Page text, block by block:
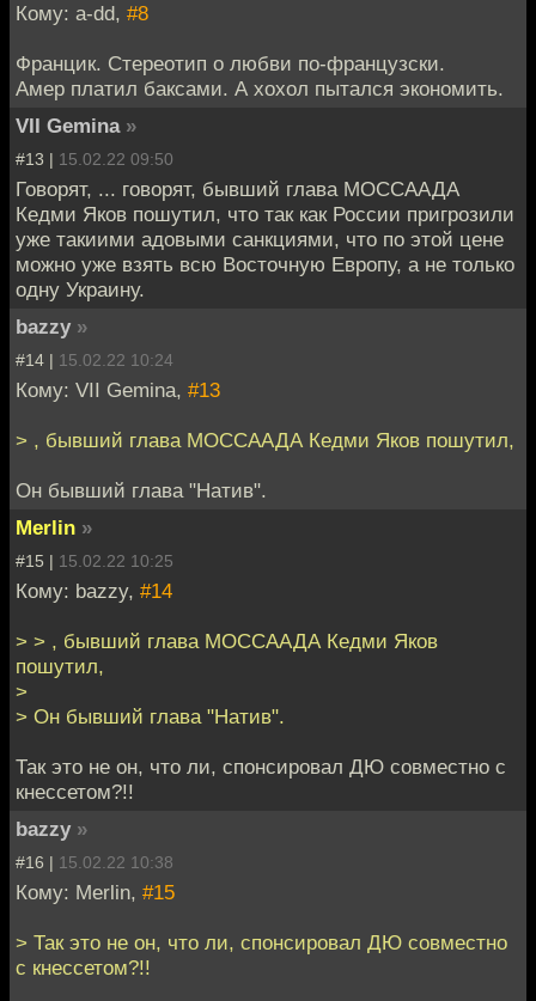
Кому: a-dd, #8
Францик. Стереотип о любви по-французски.
Амер платил баксами. А хохол пытался экономить.
VII Gemina »
#13 | 15.02.22 09:50
Говорят, ... говорят, бывший глава МОССААДА
Кедми Яков пошутил, что так как России пригрозили
уже такиими адовыми санкциями, что по этой цене
можно уже взять всю Восточную Европу, а не только
одну Украину.
bazzy »
#14 | 15.02.22 10:24
Кому: VII Gemina, #13
> , бывший глава МОССААДА Кедми Яков пошутил,
Он бывший глава "Натив".
Merlin »
#15 | 15.02.22 10:25
Кому: bazzy, #14
> > , бывший глава МОССААДА Кедми Яков
пошутил,
>
> Он бывший глава "Натив".
Так это не он, что ли, спонсировал ДЮ совместно с
кнессетом?!!
bazzy »
#16 | 15.02.22 10:38
Кому: Merlin, #15
> Так это не он, что ли, спонсировал ДЮ совместно
с кнессетом?!!